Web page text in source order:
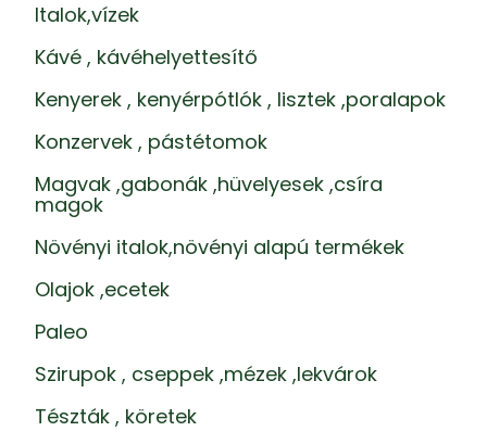
Italok,vízek
Kávé , kávéhelyettesítő
Kenyerek , kenyérpótlók , lisztek ,poralapok
Konzervek , pástétomok
Magvak ,gabonák ,hüvelyesek ,csíra
magok
Növényi italok,növényi alapú termékek
Olajok ,ecetek
Paleo
Szirupok , cseppek ,mézek ,lekvárok
Tészták , köretek